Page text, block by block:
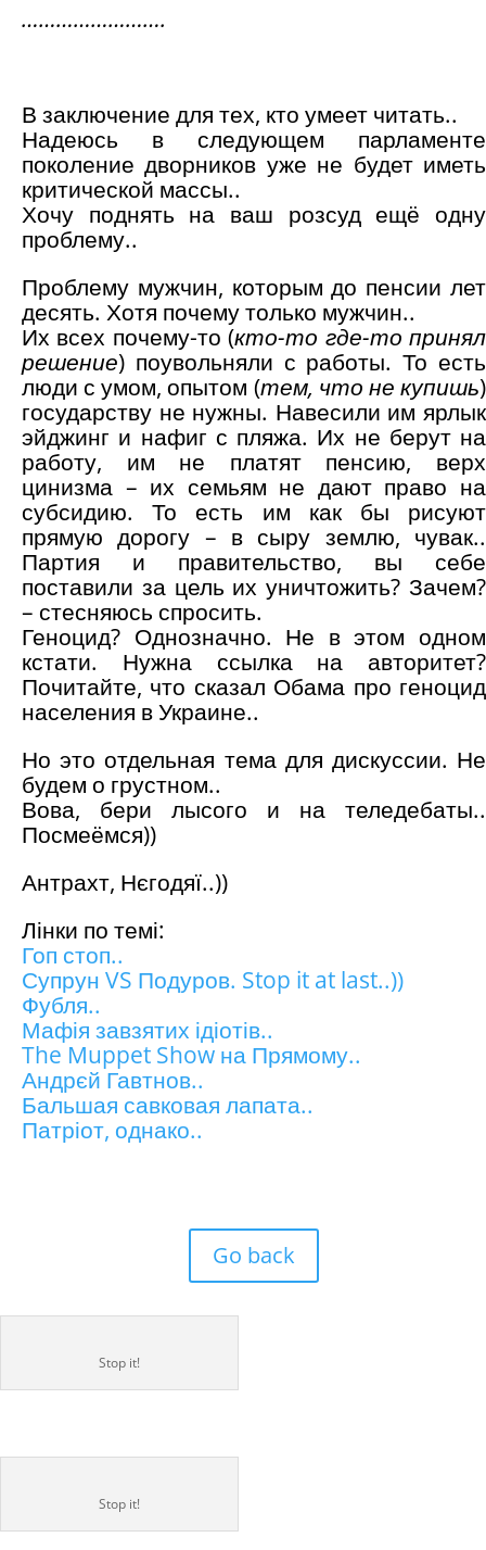
…………………….
В заключение для тех, кто умеет читать..
Надеюсь в следующем парламенте
поколение дворников уже не будет иметь
критической массы..
Хочу поднять на ваш розсуд ещё одну
проблему..
Проблему мужчин, которым до пенсии лет
десять. Хотя почему только мужчин..
Их всех почему-то (кто-то где-то принял
решение) поувольняли с работы. То есть
люди с умом, опытом (тем, что не купишь)
государству не нужны. Навесили им ярлык
эйджинг и нафиг с пляжа. Их не берут на
работу, им не платят пенсию, верх
цинизма – их семьям не дают право на
субсидию. То есть им как бы рисуют
прямую дорогу – в сыру землю, чувак..
Партия и правительство, вы себе
поставили за цель их уничтожить? Зачем?
– стесняюсь спросить.
Геноцид? Однозначно. Не в этом одном
кстати. Нужна ссылка на авторитет?
Почитайте, что сказал Обама про геноцид
населения в Украине..
Но это отдельная тема для дискуссии. Не
будем о грустном..
Вова, бери лысого и на теледебаты..
Посмеёмся))
Антрахт, Нєгодяї..))
Лінки по темі:
Гоп стоп..
Супрун VS Подуров. Stop it at last..))
Фубля..
Мафія завзятих ідіотів..
The Muppet Show на Прямому..
Андрєй Гавтнов..
Бальшая савковая лапата..
Патріот, однако..
Go back
Stop it!
Stop it!